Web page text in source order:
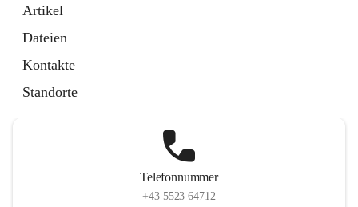
Artikel
Dateien
Kontakte
Standorte
Telefonnummer
+43 5523 64712